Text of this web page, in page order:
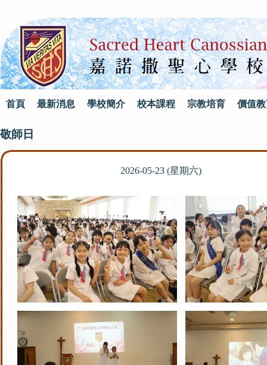
首頁 最新消息 學校簡介 校本課程 宗教培育 價值
敬師日
2026-05-23 (星期六)